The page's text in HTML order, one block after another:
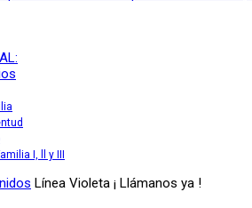
I, ll y III
Línea Violeta ¡ Llámanos ya !